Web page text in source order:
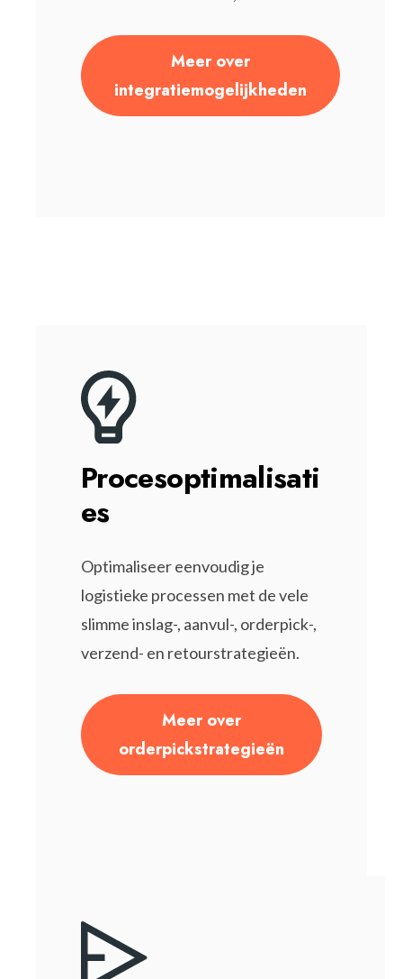
Meer over
integratiemogelijkheden
Procesoptimalisati
es
Optimaliseer eenvoudig je
logistieke processen met de vele
slimme inslag-, aanvul-, orderpick-,
verzend- en retourstrategieën.
Meer over
orderpickstrategieën